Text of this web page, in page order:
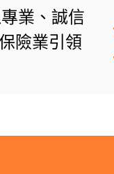
業、誠信
險業引領